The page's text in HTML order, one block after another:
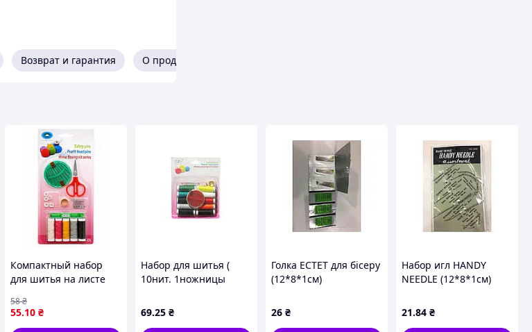
Возврат и гарантия О продавце
Компактный набор
для шитья на листе
комплект для ремонта
одежды
55.10 ₴
58₴
Набор для шитья (
10нит. 1ножницы
Мет. голки ) №В22-17
ТМ КИТАЙ
69.25 ₴
Голка EСТЕТ для бісеру
(12*8*1см)
26 ₴
Набор игл HANDY
NEEDLE (12*8*1см)
21.84 ₴